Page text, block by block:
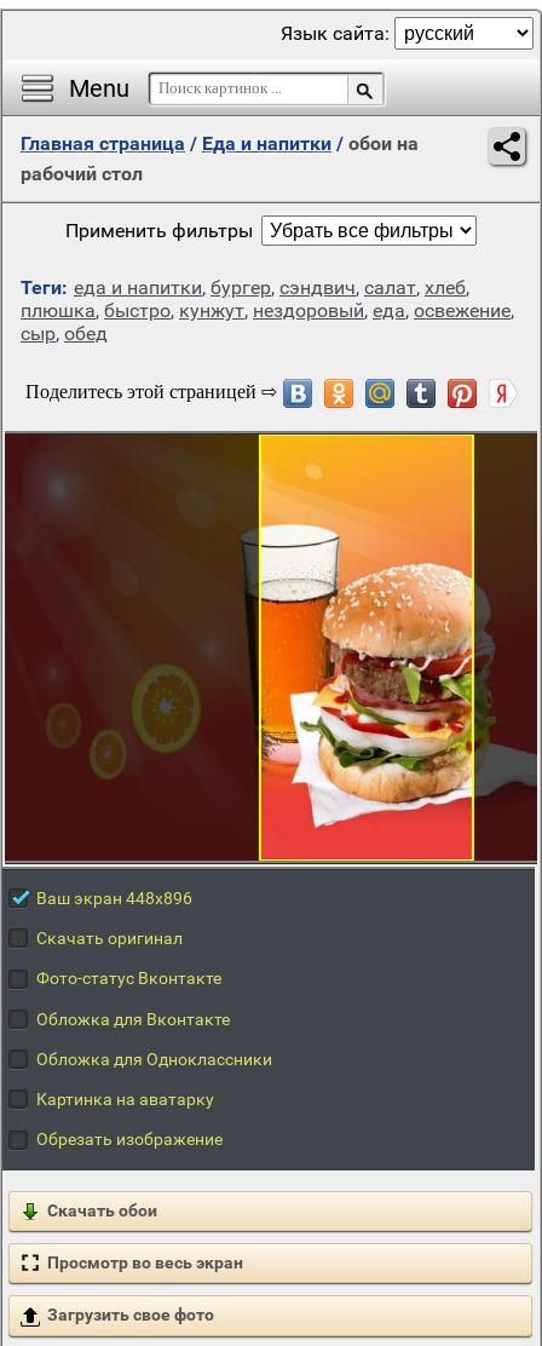
Menu
Язык сайта:
Главная страница / Еда и напитки / обои на
рабочий стол
Применить фильтры
Теги: еда и напитки, бургер, сэндвич, салат, хлеб,
плюшка, быстро, кунжут, нездоровый, еда, освежение,
сыр, обед
Ваш экран 448x896
Скачать оригинал
Фото-статус Вконтакте
Обложка для Вконтакте
Обложка для Одноклассники
Картинка на аватарку
Обрезать изображение
Скачать обои
Просмотр во весь экран
Загрузить свое фото